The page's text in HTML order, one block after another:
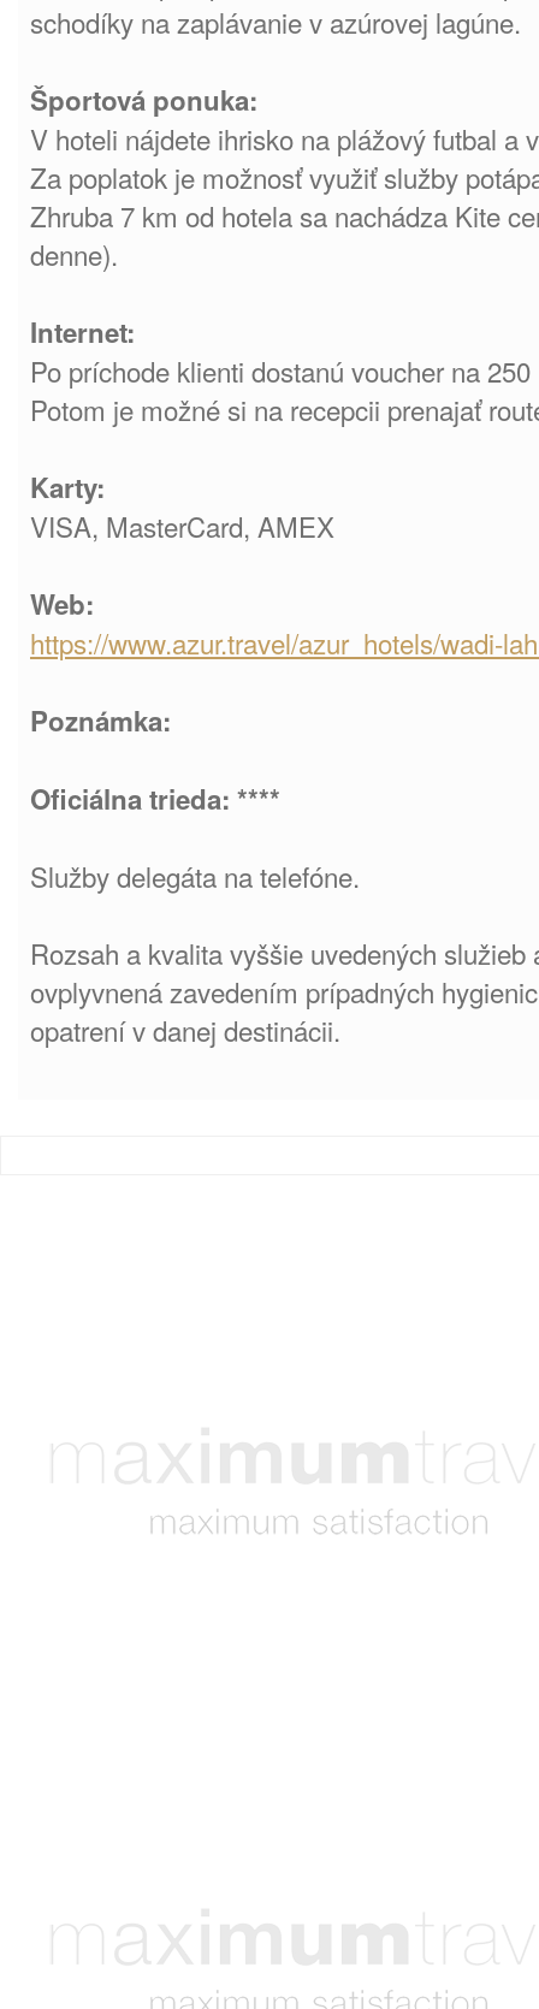
schodíky na zaplávanie v azúrovej lagúne.
Športová ponuka:
V hoteli nájdete ihrisko na plážový futbal a
Za poplatok je možnosť využiť služby
Zhruba 7 km od hotela sa nachádza Kite
denne).
Internet:
Po príchode klienti dostanú voucher na
Potom je možné si na recepcii prenajať
Karty:
VISA, MasterCard, AMEX
Web:
https://www.azur.travel/azur_hotels/wadi-
Poznámka:
Oficiálna trieda: ****
Služby delegáta na telefóne.
Rozsah a kvalita vyššie uvedených
ovplyvnená zavedením prípadných
opatrení v danej destinácii.